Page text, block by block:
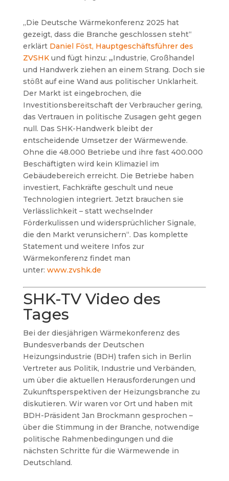
„Die Deutsche Wärmekonferenz 2025 hat
gezeigt, dass die Branche geschlossen steht“
erklärt Daniel Föst, Hauptgeschäftsführer des
ZVSHK und fügt hinzu: „Industrie, Großhandel
und Handwerk ziehen an einem Strang. Doch sie
stößt auf eine Wand aus politischer Unklarheit.
Der Markt ist eingebrochen, die
Investitionsbereitschaft der Verbraucher gering,
das Vertrauen in politische Zusagen geht gegen
null. Das SHK-Handwerk bleibt der
entscheidende Umsetzer der Wärmewende.
Ohne die 48.000 Betriebe und ihre fast 400.000
Beschäftigten wird kein Klimaziel im
Gebäudebereich erreicht. Die Betriebe haben
investiert, Fachkräfte geschult und neue
Technologien integriert. Jetzt brauchen sie
Verlässlichkeit – statt wechselnder
Förderkulissen und widersprüchlicher Signale,
die den Markt verunsichern“. Das komplette
Statement und weitere Infos zur
Wärmekonferenz findet man
unter: www.zvshk.de
SHK-TV Video des
Tages
Bei der diesjährigen Wärmekonferenz des
Bundesverbands der Deutschen
Heizungsindustrie (BDH) trafen sich in Berlin
Vertreter aus Politik, Industrie und Verbänden,
um über die aktuellen Herausforderungen und
Zukunftsperspektiven der Heizungsbranche zu
diskutieren. Wir waren vor Ort und haben mit
BDH-Präsident Jan Brockmann gesprochen –
über die Stimmung in der Branche, notwendige
politische Rahmenbedingungen und die
nächsten Schritte für die Wärmewende in
Deutschland.